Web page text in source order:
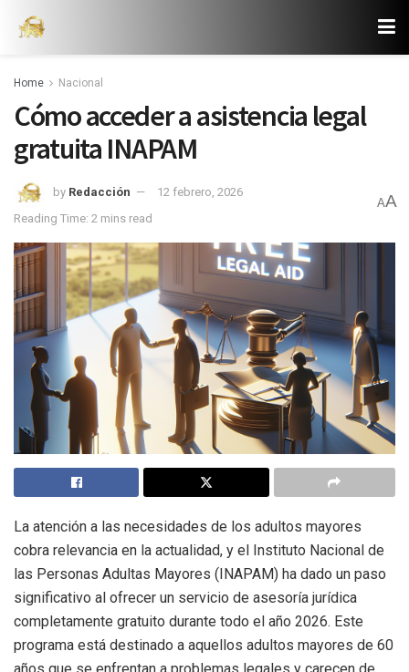
Home Nacional
Cómo acceder a asistencia legal
gratuita INAPAM
by Redacción
12 febrero, 2026
Reading Time: 2 mins read
AA
La atención a las necesidades de los adultos mayores
cobra relevancia en la actualidad, y el Instituto Nacional de
las Personas Adultas Mayores (INAPAM) ha dado un paso
significativo al ofrecer un servicio de asesoría jurídica
completamente gratuito durante todo el año 2026. Este
programa está destinado a aquellos adultos mayores de 60